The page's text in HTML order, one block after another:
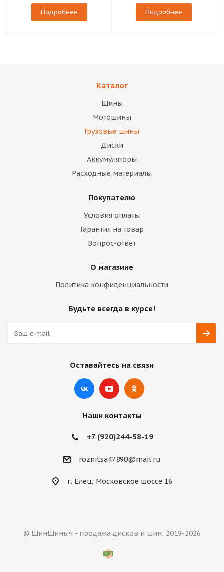
Подробнее Подробнее
Каталог
Шины
Мотошины
Грузовые шины
Диски
Аккумуляторы
Расходные материалы
Покупателю
Условия оплаты
Гарантия на товар
Вопрос-ответ
О магазине
Политика конфиденциальности
Будьте всегда в курсе!
Оставайтесь на связи
Наши контакты
+7 (920)244-58-19
roznitsa47890@mail.ru
г. Елец, Московское шоссе 16
© ШинШиныч - продажа дисков и шин, 2019-2026